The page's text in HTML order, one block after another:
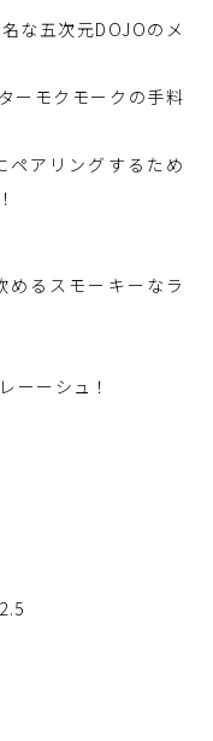
な五次元DOJOのメ
ーモクモークの手料
ペアリングするため
めるスモーキーなラ
ーーシュ！